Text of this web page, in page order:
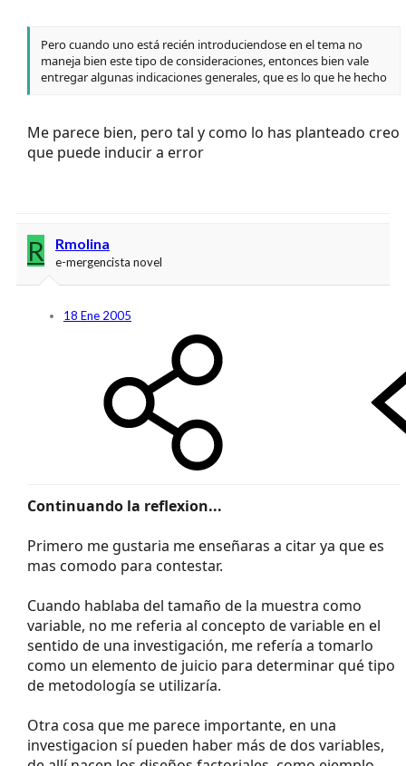
Pero cuando uno está recién introduciendose en el tema no
maneja bien este tipo de consideraciones, entonces bien vale
entregar algunas indicaciones generales, que es lo que he hecho
Me parece bien, pero tal y como lo has planteado creo
que puede inducir a error
R Rmolina
e-mergencista novel
18 Ene 2005
Continuando la reflexion...
Primero me gustaria me enseñaras a citar ya que es
mas comodo para contestar.
Cuando hablaba del tamaño de la muestra como
variable, no me referia al concepto de variable en el
sentido de una investigación, me refería a tomarlo
como un elemento de juicio para determinar qué tipo
de metodología se utilizaría.
Otra cosa que me parece importante, en una
investigacion sí pueden haber más de dos variables,